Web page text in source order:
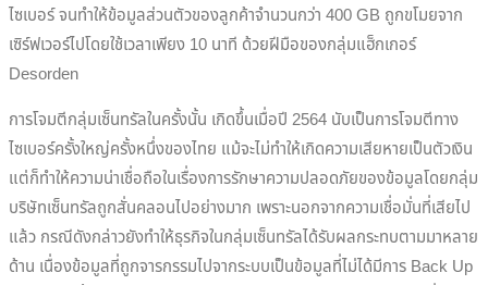
ไซเบอร์ จนทำให้ข้อมูลส่วนตัวของลูกค้าจำนวนกว่า 400 GB ถูกขโมยจาก
เซิร์ฟเวอร์ไปโดยใช้เวลาเพียง 10 นาที ด้วยฝีมือของกลุ่มแฮ็กเกอร์
Desorden
การโจมตีกลุ่มเซ็นทรัลในครั้งนั้น เกิดขึ้นเมื่อปี 2564 นับเป็นการโจมตีทาง
ไซเบอร์ครั้งใหญ่ครั้งหนึ่งของไทย แม้จะไม่ทำให้เกิดความเสียหายเป็นตัวเงิน
แต่ก็ทำให้ความน่าเชื่อถือในเรื่องการรักษาความปลอดภัยของข้อมูลโดยกลุ่ม
บริษัทเซ็นทรัลถูกสั่นคลอนไปอย่างมาก เพราะนอกจากความเชื่อมั่นที่เสียไป
แล้ว กรณีดังกล่าวยังทำให้ธุรกิจในกลุ่มเซ็นทรัลได้รับผลกระทบตามมาหลาย
ด้าน เนื่องข้อมูลที่ถูกจารกรรมไปจากระบบเป็นข้อมูลที่ไม่ได้มีการ Back Up